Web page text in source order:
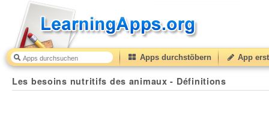
Apps durchstöbern App
Les besoins nutritifs des animaux - Définitions
Les besoins nutritifs des animaux - Définitions 30